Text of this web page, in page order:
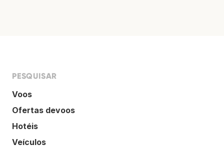
PESQUISAR
Voos
Ofertas devoos
Hotéis
Veículos